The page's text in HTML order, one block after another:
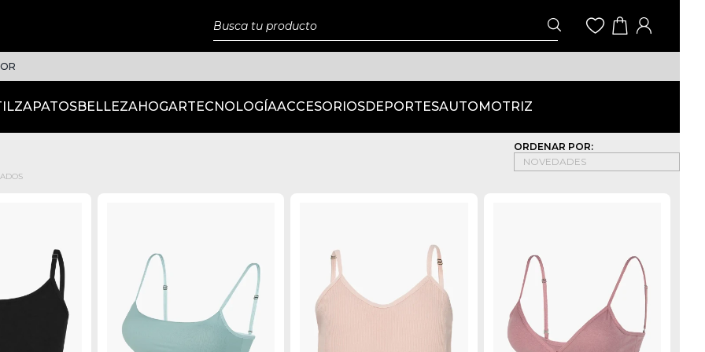
ZAPATOSBELLEZAHOGARTECNOLOGÍAACCESORIOSDEPORTESAUTOMOTRIZ
ORDENAR POR: